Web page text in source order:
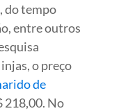
do tempo
entre outros
o preço
de
218,00. No